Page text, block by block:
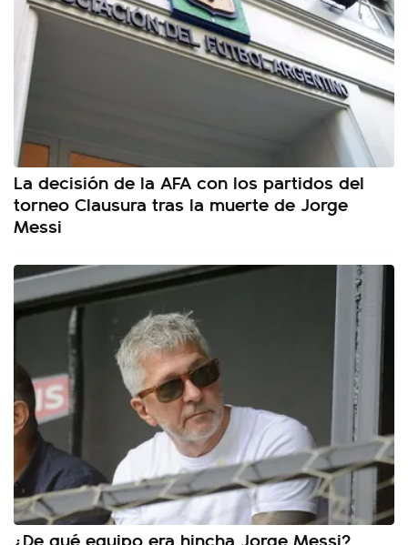
La decisión de la AFA con los partidos del
torneo Clausura tras la muerte de Jorge
Messi
¿De qué equipo era hincha Jorge Messi?